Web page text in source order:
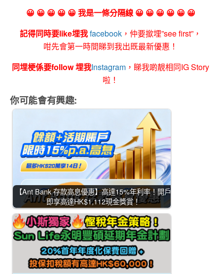
😀 😀 😀 😀 😀 我是一條分隔線 😀 😀 😀 😀 😀 😀
記得同時要like埋我facebook ，仲要撳埋”see first”，
咁先會第一時間睇到我出既最新優惠！
同埋梗係要follow 埋我Instagram ，睇我啲靚相同IG Story
啦！
你可能會有興趣:
【Ant Bank 存款高息優惠】高達15%年利率！開戶
即享高達HK$1,112現金獎賞！